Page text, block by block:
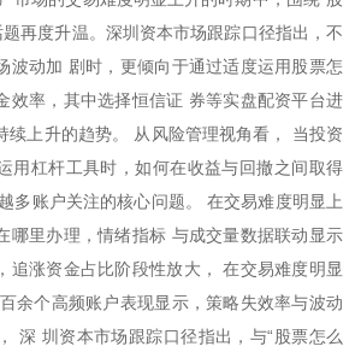
再度升温。深圳资本市场跟踪口径指出，不
波动加 剧时，更倾向于通过适度运用股票怎
效率，其中选择恒信证 券等实盘配资平台进
续上升的趋势。 从风险管理视角看， 当投资
用杠杆工具时，如何在收益与回撤之间取得
多账户关注的核心问题。 在交易难度明显上
哪里办理，情绪指标 与成交量数据联动显示
追涨资金占比阶段性放大， 在交易难度明显
余个高频账户表现显示，策略失效率与波动
深 圳资本市场跟踪口径指出，与“股票怎么